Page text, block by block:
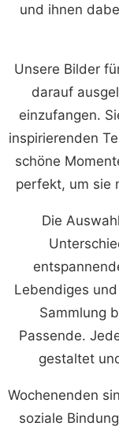
und ihnen
Unsere Bilder
darauf
einzufangen.
inspirierenden
schöne
perfekt, um sie
Die
Lebendiges
Sammlung
Passende.
gestaltet
Wochenenden
soziale